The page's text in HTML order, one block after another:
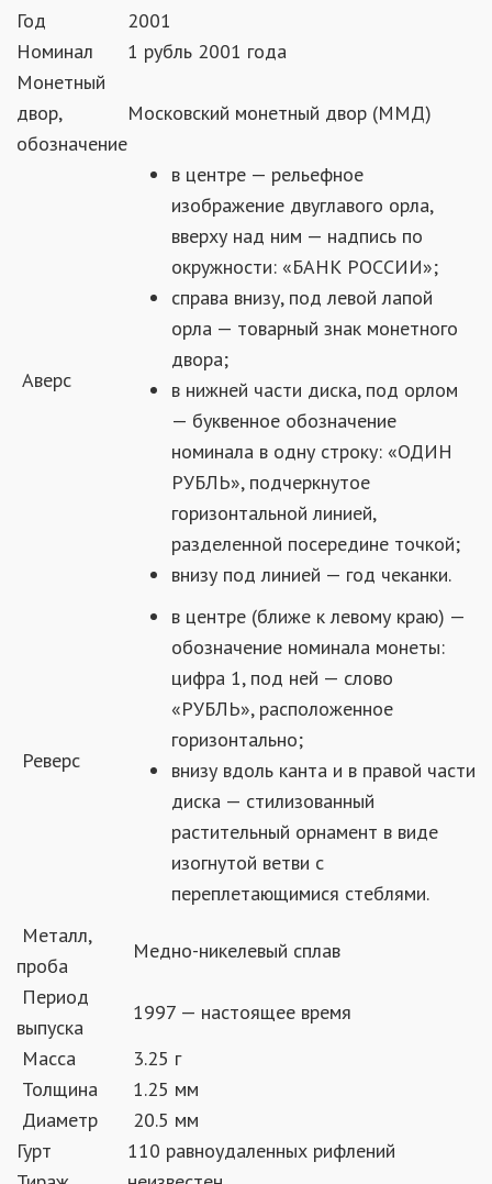
Год
2001
Номинал
1 рубль 2001 года
Монетный
двор,
обозначение
Московский монетный двор (ММД)
Аверс
в центре — рельефное
изображение двуглавого орла,
вверху над ним — надпись по
окружности: «БАНК РОССИИ»;
справа внизу, под левой лапой
орла — товарный знак монетного
двора;
в нижней части диска, под орлом
— буквенное обозначение
номинала в одну строку: «ОДИН
РУБЛЬ», подчеркнутое
горизонтальной линией,
разделенной посередине точкой;
внизу под линией — год чеканки.
Реверс
в центре (ближе к левому краю) —
обозначение номинала монеты:
цифра 1, под ней — слово
«РУБЛЬ», расположенное
горизонтально;
внизу вдоль канта и в правой части
диска — стилизованный
растительный орнамент в виде
изогнутой ветви с
переплетающимися стеблями.
Металл,
проба
Медно-никелевый сплав
Период
выпуска
1997 — настоящее время
Масса
3.25 г
Толщина
1.25 мм
Диаметр
20.5 мм
Гурт
110 равноудаленных рифлений